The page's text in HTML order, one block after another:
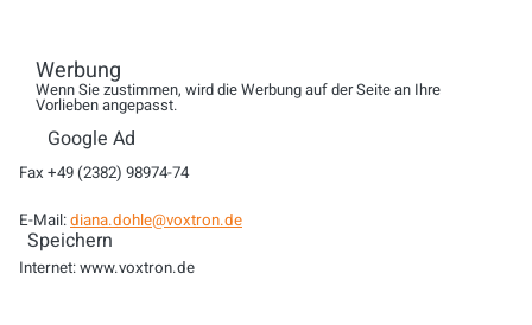
D-59229 Ahlen
Tel. +49 (2382) 98974-444
Fax +49 (2382) 98974-74
E-Mail:diana.dohle@voxtron.de
Internet: www.voxtron.de
Werbung
Wenn Sie zustimmen, wird die Werbung auf der Seite an Ihre
Vorlieben angepasst.
Google Ad
Speichern